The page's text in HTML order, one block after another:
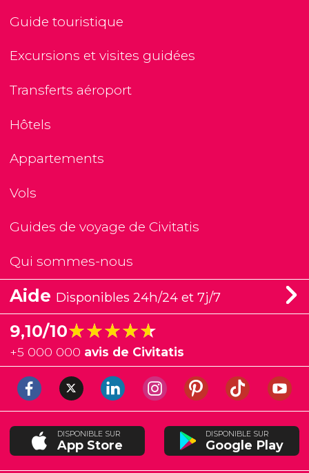
Guide touristique
Excursions et visites guidées
Transferts aéroport
Hôtels
Appartements
Vols
Guides de voyage de Civitatis
Qui sommes-nous
Aide Disponibles 24h/24 et 7j/7
9,10/10★★★★★
★★★★★
+5 000 000 avis de Civitatis
DISPONIBLE SUR
App Store
DISPONIBLE SUR
Google Play